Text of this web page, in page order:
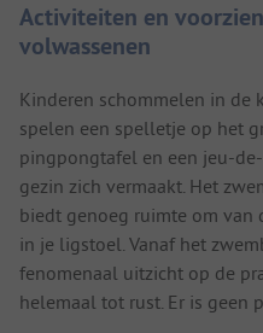
Activiteiten en
volwassenen
Kinderen schommelen in
spelen een spelletje op het
pingpongtafel en een jeu-
gezin zich vermaakt. Het
biedt genoeg ruimte om van
in je ligstoel. Vanaf het
fenomenaal uitzicht op de
helemaal tot rust. Er is geen